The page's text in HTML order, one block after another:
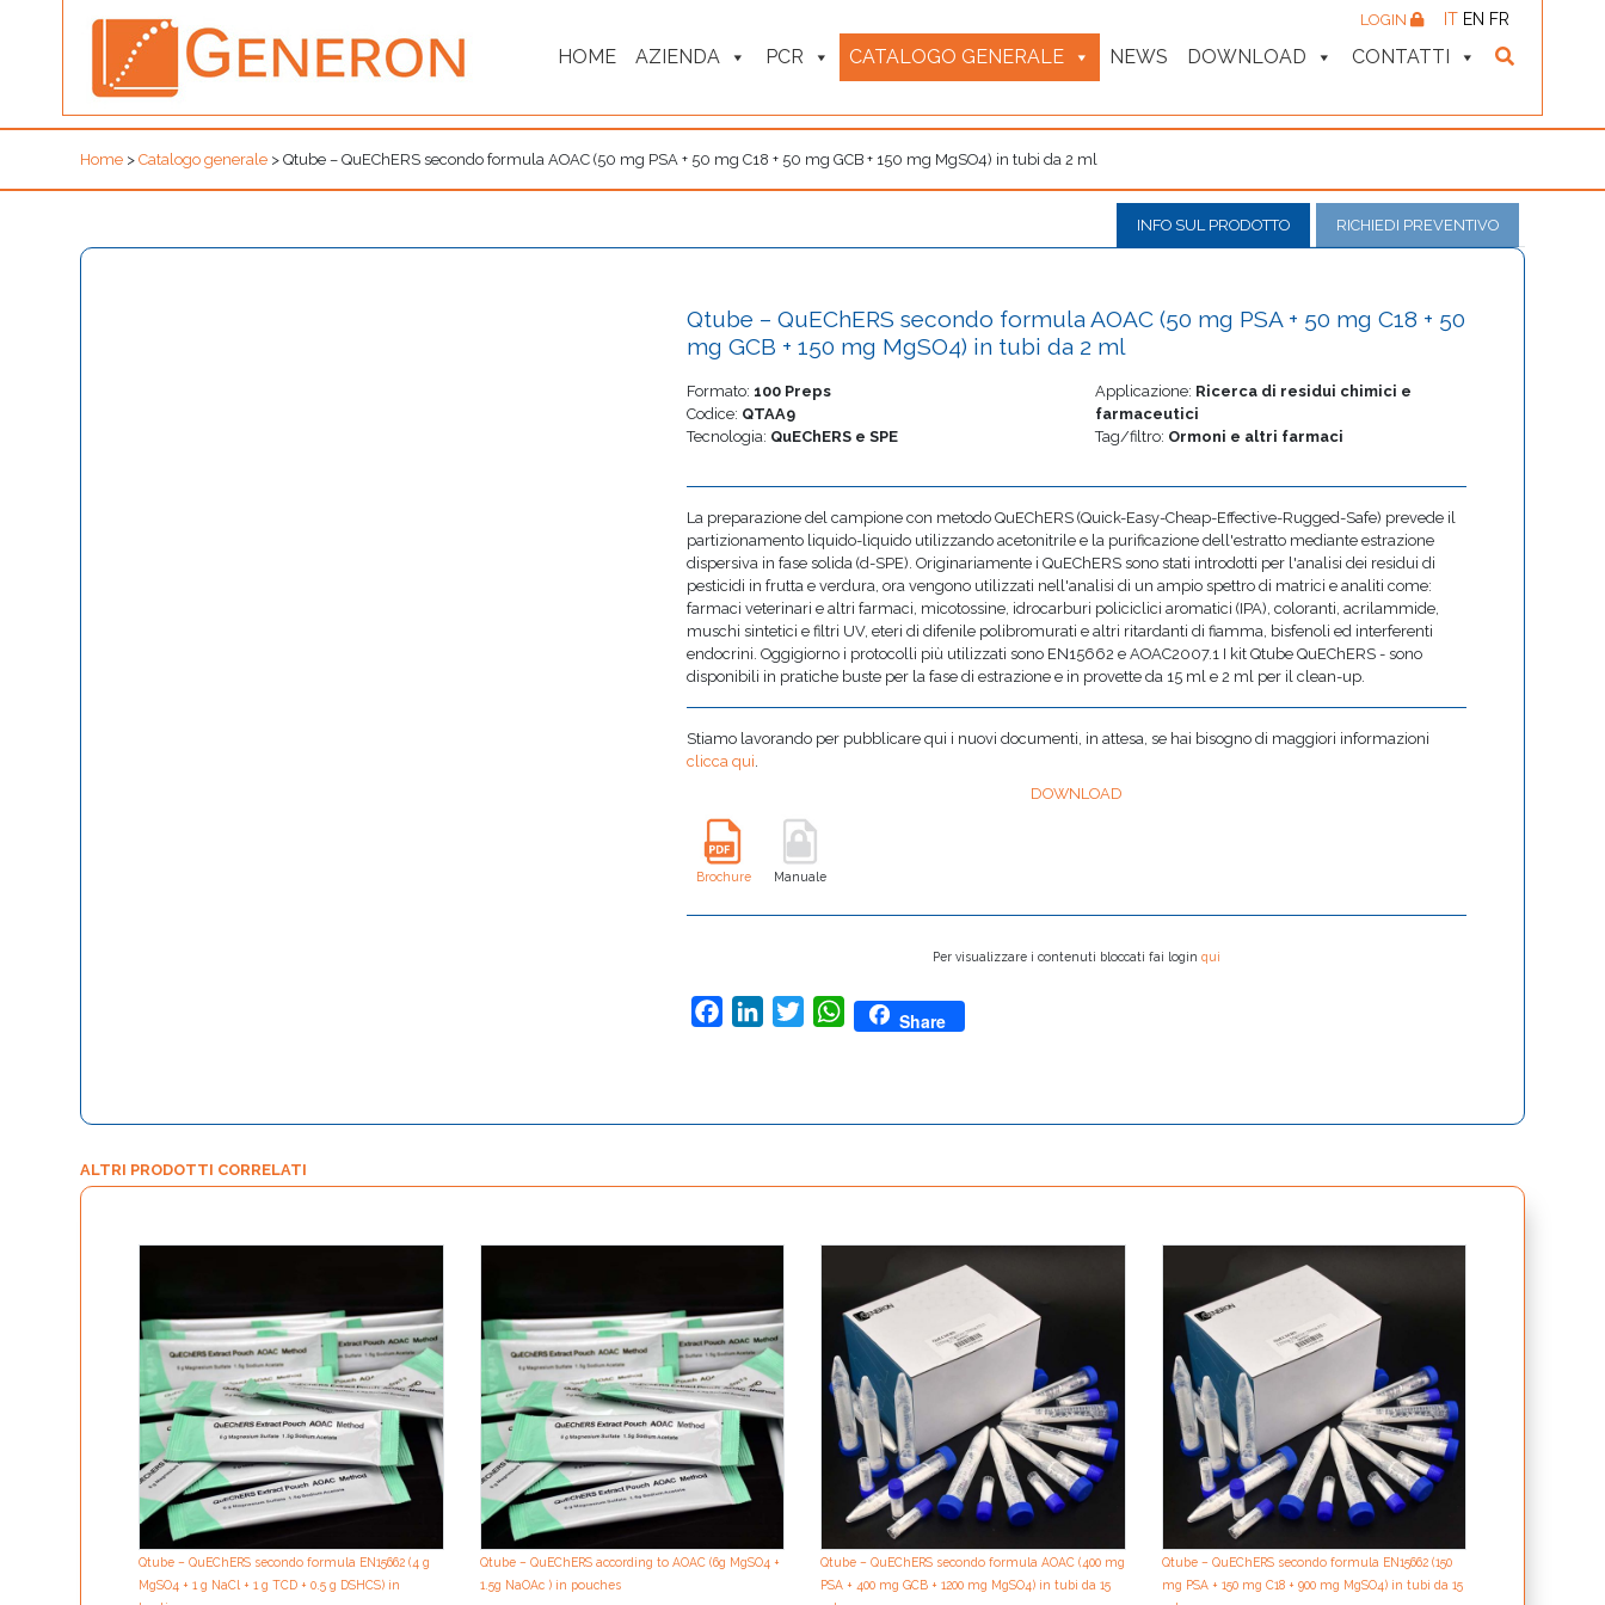
HOME AZIENDA PCR CATALOGO GENERALE NEWS DOWNLOAD CONTATTI
LOGIN IT EN FR
Home > Catalogo generale > Qtube – QuEChERS secondo formula AOAC (50 mg PSA + 50 mg C18 + 50 mg GCB + 150 mg MgSO4) in tubi da 2 ml
INFO SUL PRODOTTO RICHIEDI PREVENTIVO
Qtube – QuEChERS secondo formula AOAC (50 mg PSA + 50 mg C18 + 50
mg GCB + 150 mg MgSO4) in tubi da 2 ml
Formato: 100 Preps
Codice: QTAA9
Tecnologia: QuEChERS e SPE
Applicazione: Ricerca di residui chimici e
farmaceutici
Tag/filtro: Ormoni e altri farmaci
La preparazione del campione con metodo QuEChERS (Quick-Easy-Cheap-Effective-Rugged-Safe) prevede il
partizionamento liquido-liquido utilizzando acetonitrile e la purificazione dell'estratto mediante estrazione
dispersiva in fase solida (d-SPE). Originariamente i QuEChERS sono stati introdotti per l'analisi dei residui di
pesticidi in frutta e verdura, ora vengono utilizzati nell'analisi di un ampio spettro di matrici e analiti come:
farmaci veterinari e altri farmaci, micotossine, idrocarburi policiclici aromatici (IPA), coloranti, acrilammide,
muschi sintetici e filtri UV, eteri di difenile polibromurati e altri ritardanti di fiamma, bisfenoli ed interferenti
endocrini. Oggigiorno i protocolli più utilizzati sono EN15662 e AOAC2007.1 I kit Qtube QuEChERS - sono
disponibili in pratiche buste per la fase di estrazione e in provette da 15 ml e 2 ml per il clean-up.
Stiamo lavorando per pubblicare qui i nuovi documenti, in attesa, se hai bisogno di maggiori informazioni
clicca qui.
DOWNLOAD
Brochure Manuale
Per visualizzare i contenuti bloccati fai loginqui
FacebookLinkedInTwitterWhatsApp
Share
ALTRI PRODOTTI CORRELATI
Qtube – QuEChERS secondo formula EN15662 (4 g
MgSO4 + 1 g NaCl + 1 g TCD + 0.5 g DSHCS) in
Qtube – QuEChERS according to AOAC (6g MgSO4 +
1.5g NaOAc ) in pouches
Qtube – QuEChERS secondo formula AOAC (400 mg
PSA + 400 mg GCB + 1200 mg MgSO4) in tubi da 15
Qtube – QuEChERS secondo formula EN15662 (150
mg PSA + 150 mg C18 + 900 mg MgSO4) in tubi da 15